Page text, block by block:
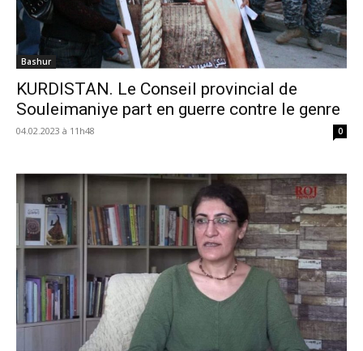
Bashur
KURDISTAN. Le Conseil provincial de
Souleimaniye part en guerre contre le genre
04.02.2023 à 11h48 0